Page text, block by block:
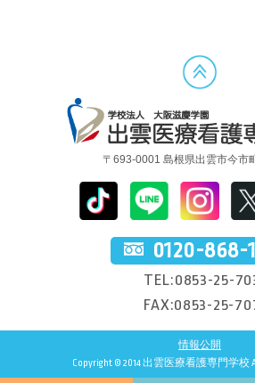
〒693-0001 島根県出雲市今市
0120-868-
TEL:0853-25-
FAX:0853-25-
情報公開
Copyright © 2014 出雲医療看護専門学校